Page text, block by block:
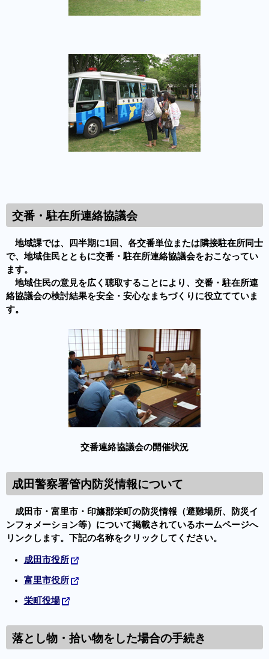
交番・駐在所連絡協議会
地域課では、四半期に1回、各交番単位または隣接駐在所同士
で、地域住民とともに交番・駐在所連絡協議会をおこなってい
ます。
地域住民の意見を広く聴取することにより、交番・駐在所連
絡協議会の検討結果を安全・安心なまちづくりに役立てていま
す。
交番連絡協議会の開催状況
成田警察署管内防災情報について
成田市・富里市・印旛郡栄町の防災情報（避難場所、防災イ
ンフォメーション等）について掲載されているホームページへ
リンクします。下記の名称をクリックしてください。
成田市役所
富里市役所
栄町役場
落とし物・拾い物をした場合の手続き